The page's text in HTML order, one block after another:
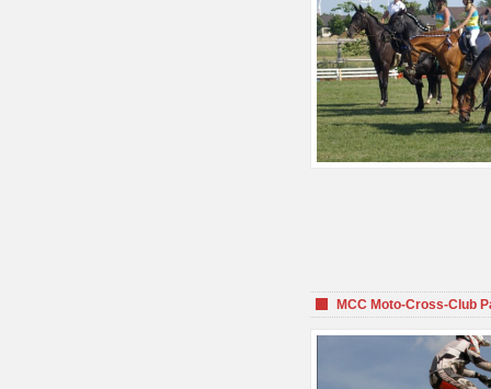
MCC Moto-Cross-Club